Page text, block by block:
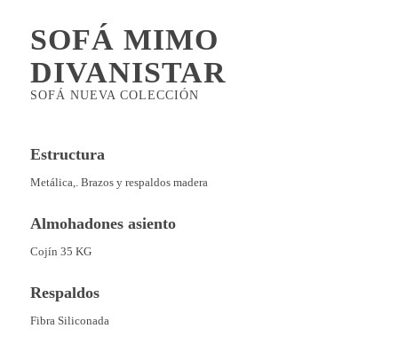
SOFÁ MIMO
DIVANISTAR
SOFÁ NUEVA COLECCIÓN
Estructura
Metálica,. Brazos y respaldos madera
Almohadones asiento
Cojín 35 KG
Respaldos
Fibra Siliconada